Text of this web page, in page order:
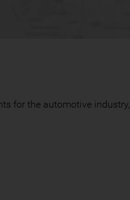
for the automotive industry,